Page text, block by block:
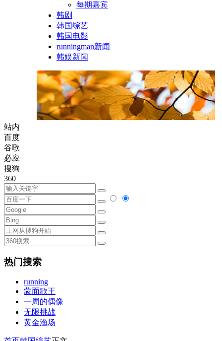
每期嘉宾
韩剧
韩国综艺
韩国电影
runningman新闻
韩娱新闻
站内
百度
谷歌
必应
搜狗
360
热门搜索
running
蒙面歌王
一周的偶像
无限挑战
黄金渔场